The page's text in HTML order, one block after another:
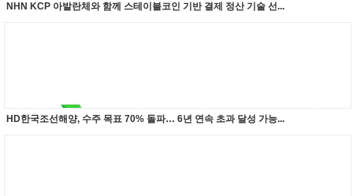
NHN KCP 아발란체와 함께 스테이블코인 기반 결제 정산 기술 선...
HD한국조선해양, 수주 목표 70% 돌파… 6년 연속 초과 달성 가능...